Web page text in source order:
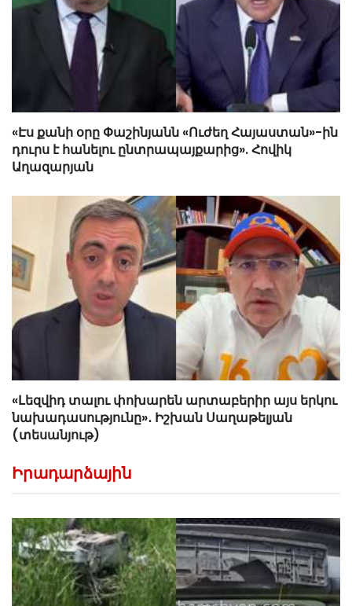
«Էս քանի օրը Փաշինյանն «Ուժեղ Հայաստան»-ին
դուրս է հանելու ընտրապայքարից». Հովիկ
Աղազարյան
«Լեզվիդ տալու փոխարեն արտաբերիր այս երկու
նախադասությունը»․ Իշխան Սաղաթելյան
(տեսանյութ)
Իրադարձային